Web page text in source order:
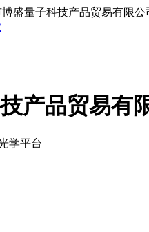
盛量子科技产品贸易有限公
产品贸易有
学平台